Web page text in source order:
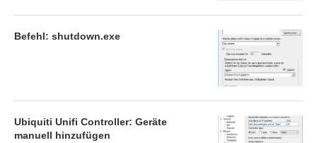
Befehl: shutdown.exe
Ubiquiti Unifi Controller: Geräte
manuell hinzufügen